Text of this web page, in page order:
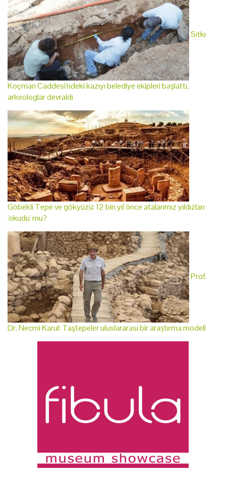
Sıtkı
Koçman Caddesi'ndeki kazıyı belediye ekipleri başlattı,
arkeologlar devraldı
Göbekli Tepe ve gökyüzü: 12 bin yıl önce atalarımız yıldızları
'okudu' mu?
Prof.
Dr. Necmi Karul: Taştepeler uluslararası bir araştırma modeli